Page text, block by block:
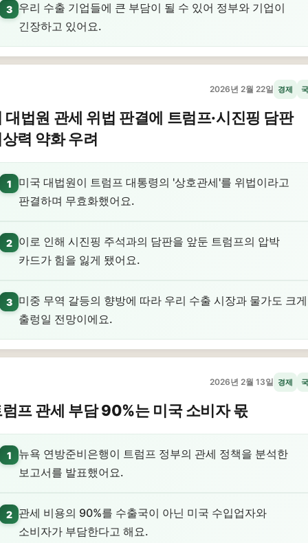
3
우리 수출 기업들에 큰 부담이 될 수 있어 정부와 기업이
긴장하고 있어요.
2026년 2월 22일 경제
대법원 관세 위법 판결에 트럼프·시진핑 담판
력 약화 우려
1
미국 대법원이 트럼프 대통령의 '상호관세'를 위법이라고
판결하며 무효화했어요.
2
이로 인해 시진핑 주석과의 담판을 앞둔 트럼프의 압박
카드가 힘을 잃게 됐어요.
3
미중 무역 갈등의 향방에 따라 우리 수출 시장과 물가도 크게
출렁일 전망이에요.
2026년 2월 13일 경제
프 관세 부담 90%는 미국 소비자 몫
1
뉴욕 연방준비은행이 트럼프 정부의 관세 정책을 분석한
보고서를 발표했어요.
2
관세 비용의 90%를 수출국이 아닌 미국 수입업자와
소비자가 부담한다고 해요.